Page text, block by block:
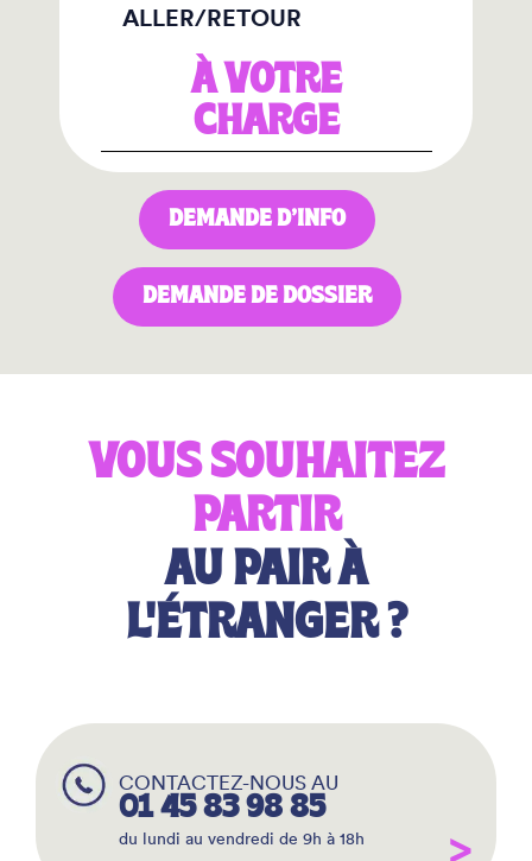
ALLER/RETOUR
À VOTRE
CHARGE
DEMANDE D’INFO
DEMANDE DE DOSSIER
VOUS SOUHAITEZ
PARTIR
AU PAIR À
L'ÉTRANGER ?
CONTACTEZ-NOUS AU
01 45 83 98 85
du lundi au vendredi de 9h à 18h